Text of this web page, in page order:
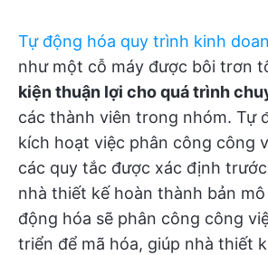
Tự động hóa quy trình kinh
như một cỗ máy được bôi trơn
kiện thuận lợi cho quá trình
các thành viên trong nhóm. Tự
kích hoạt việc phân công công
các quy tắc được xác định
nhà thiết kế hoàn thành bản
động hóa sẽ phân công công
triển để mã hóa, giúp nhà thiết